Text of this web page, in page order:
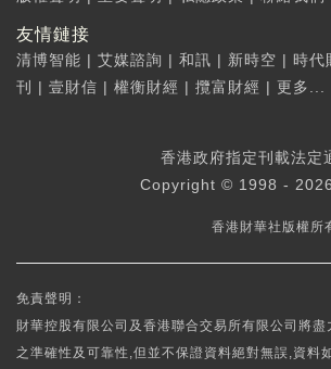
友情鏈接
清博智能 | 艾媒諮詢 | 和訊 | 新時空 | 時代
刊
| 壹財信 | 權衡財經 | 攬富財經 | 更多...
香港政府指定刊載法定
Copyright © 1998 - 2026
香港財華社版權所
免責聲明：
財華控股有限公司及香港聯合交易所有限公司將
之準確性及可靠性,但並不保證資料絕對無誤,資料